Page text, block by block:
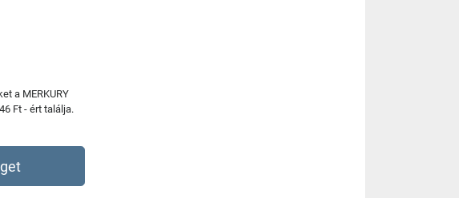
a MERKURY
Ft - ért találja.